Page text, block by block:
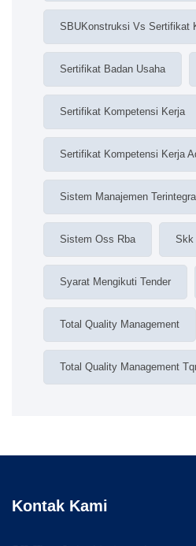
SBUKonstruksi Vs Sertifikat
Sertifikat Badan Usaha
Sertifikat Kompetensi Kerja
Sertifikat Kompetensi Kerja
Sistem Manajemen
Sistem Oss Rba Skk
Syarat Mengikuti Tender
Total Quality Management
Total Quality Management
Kontak Kami